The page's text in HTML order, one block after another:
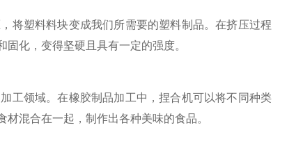
塑料料块变成我们所需要的塑料制品。在挤压过程
化，变得坚硬且具有一定的强度。
领域。在橡胶制品加工中，捏合机可以将不同种类
混合在一起，制作出各种美味的食品。